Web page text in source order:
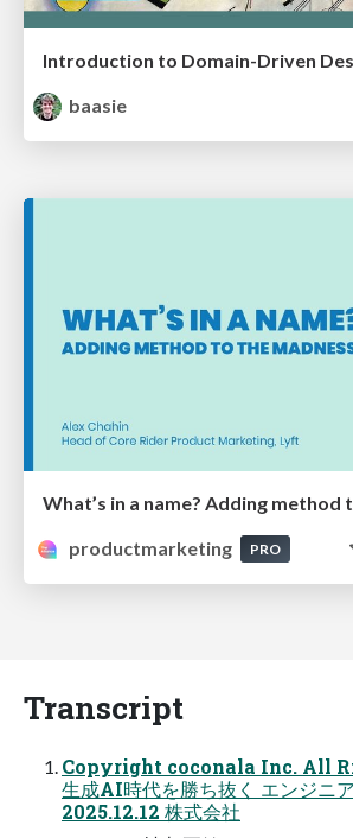
baasie
What’s in a name? Adding method
productmarketing
PRO
Transcript
Copyright coconala Inc. All
生成AI時代を勝ち抜く エンジニ
2025.12.12 株式会社